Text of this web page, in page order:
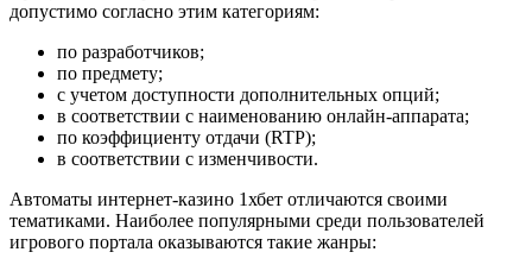
допустимо согласно этим категориям:
по разработчиков;
по предмету;
с учетом доступности дополнительных опций;
в соответствии с наименованию онлайн-аппарата;
по коэффициенту отдачи (RTP);
в соответствии с изменчивости.
Автоматы интернет-казино 1хбет отличаются своими
тематиками. Наиболее популярными среди пользователей
игрового портала оказываются такие жанры: